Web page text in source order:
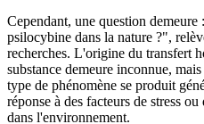
Cependant, une question
psilocybine dans la nature ?",
recherches. L'origine du transfert
substance demeure inconnue,
type de phénomène se produit
réponse à des facteurs de stress
dans l'environnement.